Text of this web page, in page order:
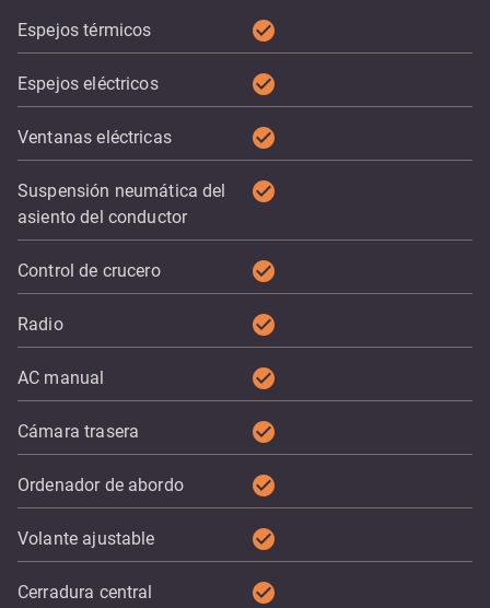
Espejos térmicos check_circle
Espejos eléctricos check_circle
Ventanas eléctricas check_circle
Suspensión neumática del
asiento del conductor
check_circle
Control de crucero check_circle
Radio check_circle
AC manual check_circle
Cámara trasera check_circle
Ordenador de abordo check_circle
Volante ajustable check_circle
Cerradura central check_circle